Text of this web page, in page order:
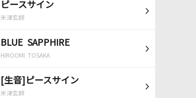
ピースサイン
米津玄師
BLUE SAPPHIRE
HIROOMI TOSAKA
[生音]ピースサイン
米津玄師